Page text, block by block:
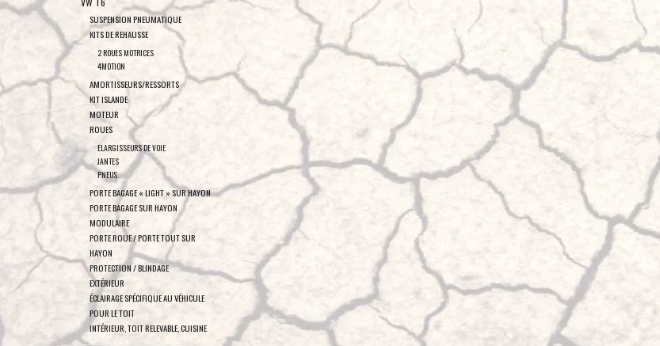
SUSPENSION PNEUMATIQUE
KITS DE REHAUSSE
2 ROUES MOTRICES
4MOTION
AMORTISSEURS/RESSORTS
KIT ISLANDE
MOTEUR
ROUES
ELARGISSEURS DE VOIE
JANTES
PNEUS
PORTE BAGAGE « LIGHT » SUR HAYON
PORTE BAGAGE SUR HAYON
MODULAIRE
PORTE ROUE / PORTE TOUT SUR
HAYON
PROTECTION / BLINDAGE
EXTÉRIEUR
ÉCLAIRAGE SPÉCIFIQUE AU VÉHICULE
POUR LE TOIT
INTÉRIEUR, TOIT RELEVABLE, CUISINE